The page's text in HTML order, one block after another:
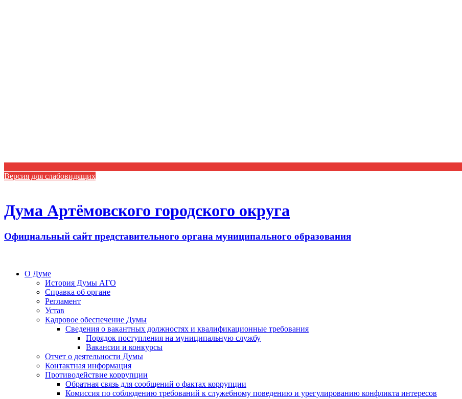
Версия для слабовидящих
Дума Артёмовского городского округа
Официальный сайт представительного органа муниципального образования
О Думе
История Думы АГО
Справка об органе
Регламент
Устав
Кадровое обеспечение Думы
Сведения о вакантных должностях и квалификационные требования
Порядок поступления на муниципальную службу
Вакансии и конкурсы
Отчет о деятельности Думы
Контактная информация
Противодействие коррупции
Обратная связь для сообщений о фактах коррупции
Комиссия по соблюдению требований к служебному поведению и урегулированию конфликта интересов